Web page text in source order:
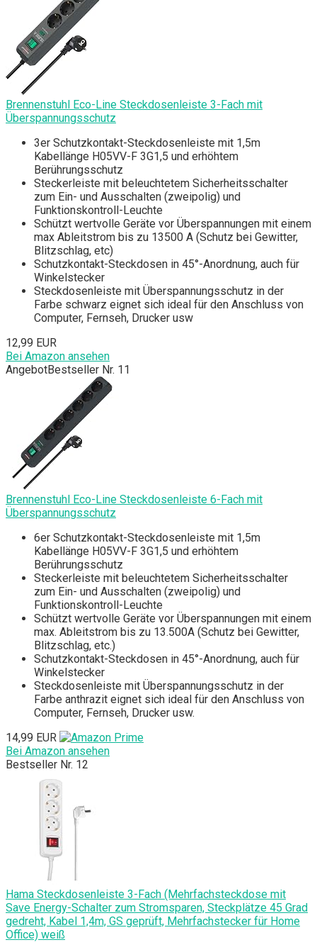
Brennenstuhl Eco-Line Steckdosenleiste 3-Fach mit
Überspannungsschutz
3er Schutzkontakt-Steckdosenleiste mit 1,5m
Kabellänge H05VV-F 3G1,5 und erhöhtem
Berührungsschutz
Steckerleiste mit beleuchtetem Sicherheitsschalter
zum Ein- und Ausschalten (zweipolig) und
Funktionskontroll-Leuchte
Schützt wertvolle Geräte vor Überspannungen mit einem
max Ableitstrom bis zu 13500 A (Schutz bei Gewitter,
Blitzschlag, etc)
Schutzkontakt-Steckdosen in 45°-Anordnung, auch für
Winkelstecker
Steckdosenleiste mit Überspannungsschutz in der
Farbe schwarz eignet sich ideal für den Anschluss von
Computer, Fernseh, Drucker usw
12,99 EUR
Bei Amazon ansehen
AngebotBestseller Nr. 11
Brennenstuhl Eco-Line Steckdosenleiste 6-Fach mit
Überspannungsschutz
6er Schutzkontakt-Steckdosenleiste mit 1,5m
Kabellänge H05VV-F 3G1,5 und erhöhtem
Berührungsschutz
Steckerleiste mit beleuchtetem Sicherheitsschalter
zum Ein- und Ausschalten (zweipolig) und
Funktionskontroll-Leuchte
Schützt wertvolle Geräte vor Überspannungen mit einem
max. Ableitstrom bis zu 13.500A (Schutz bei Gewitter,
Blitzschlag, etc.)
Schutzkontakt-Steckdosen in 45°-Anordnung, auch für
Winkelstecker
Steckdosenleiste mit Überspannungsschutz in der
Farbe anthrazit eignet sich ideal für den Anschluss von
Computer, Fernseh, Drucker usw.
14,99 EUR
Bei Amazon ansehen
Bestseller Nr. 12
Hama Steckdosenleiste 3-Fach (Mehrfachsteckdose mit
Save Energy-Schalter zum Stromsparen, Steckplätze 45 Grad
gedreht, Kabel 1,4m, GS geprüft, Mehrfachstecker für Home
Office) weiß